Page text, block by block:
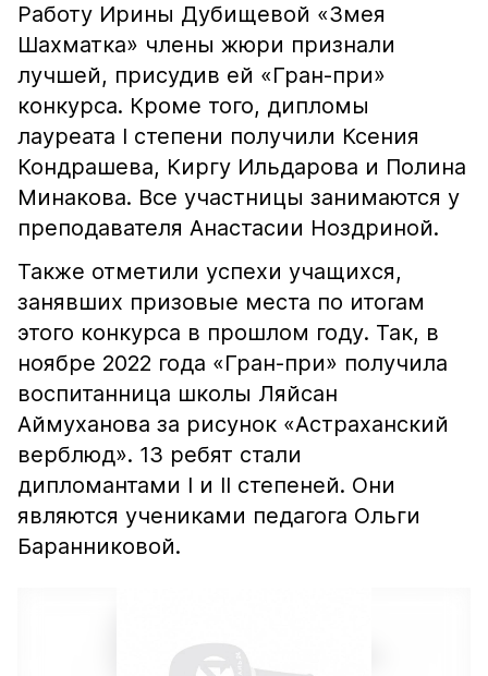
Работу Ирины Дубищевой «Змея
Шахматка» члены жюри признали
лучшей, присудив ей «Гран-при»
конкурса. Кроме того, дипломы
лауреата I степени получили Ксения
Кондрашева, Киргу Ильдарова и Полина
Минакова. Все участницы занимаются у
преподавателя Анастасии Ноздриной.
Также отметили успехи учащихся,
занявших призовые места по итогам
этого конкурса в прошлом году. Так, в
ноябре 2022 года «Гран-при» получила
воспитанница школы Ляйсан
Аймуханова за рисунок «Астраханский
верблюд». 13 ребят стали
дипломантами I и II степеней. Они
являются учениками педагога Ольги
Баранниковой.